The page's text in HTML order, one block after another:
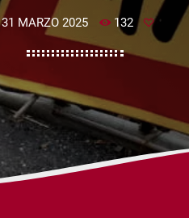
31 MARZO 2025 132